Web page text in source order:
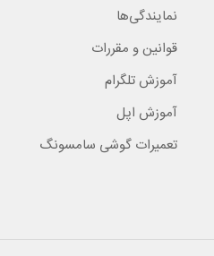
نمایندگی‌ها
قوانین و مقررات
آموزش تلگرام
آموزش اپل
تعمیرات گوشی سامسونگ